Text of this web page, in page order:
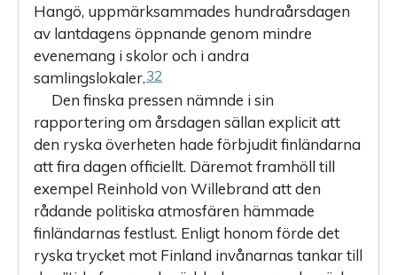
Hangö, uppmärksammades hundraårsdagen
av lantdagens öppnande genom mindre
evenemang i skolor och i andra
samlingslokaler.32
Den finska pressen nämnde i sin
rapportering om årsdagen sällan explicit att
den ryska överheten hade förbjudit finländarna
att fira dagen officiellt. Däremot framhöll till
exempel Reinhold von Wille­brand att den
rådande politiska atmosfären hämmade
finländarnas festlust. Enligt honom förde det
ryska trycket mot Finland invånarnas tankar till